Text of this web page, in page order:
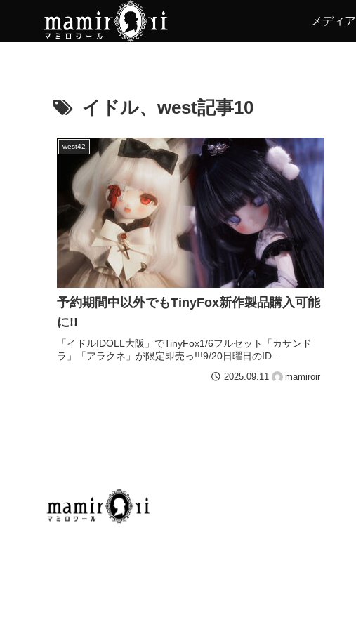
メディア
イドル、west記事10
west42
予約期間中以外でもTinyFox新作製品購入可能
に!!
「イドルIDOLL大阪」でTinyFox1/6フルセット「カサンド
ラ」「アラクネ」が限定即売っ!!!9/20日曜日のID...
2025.09.11 mamiroir